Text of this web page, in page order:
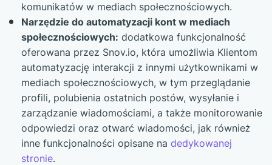
komunikatów w mediach społecznościowych.
Narzędzie do automatyzacji kont w mediach
społecznościowych: dodatkowa funkcjonalność
oferowana przez Snov.io, która umożliwia Klientom
automatyzację interakcji z innymi użytkownikami w
mediach społecznościowych, w tym przeglądanie
profili, polubienia ostatnich postów, wysyłanie i
zarządzanie wiadomościami, a także monitorowanie
odpowiedzi oraz otwarć wiadomości, jak również
inne funkcjonalności opisane na dedykowanej
stronie.